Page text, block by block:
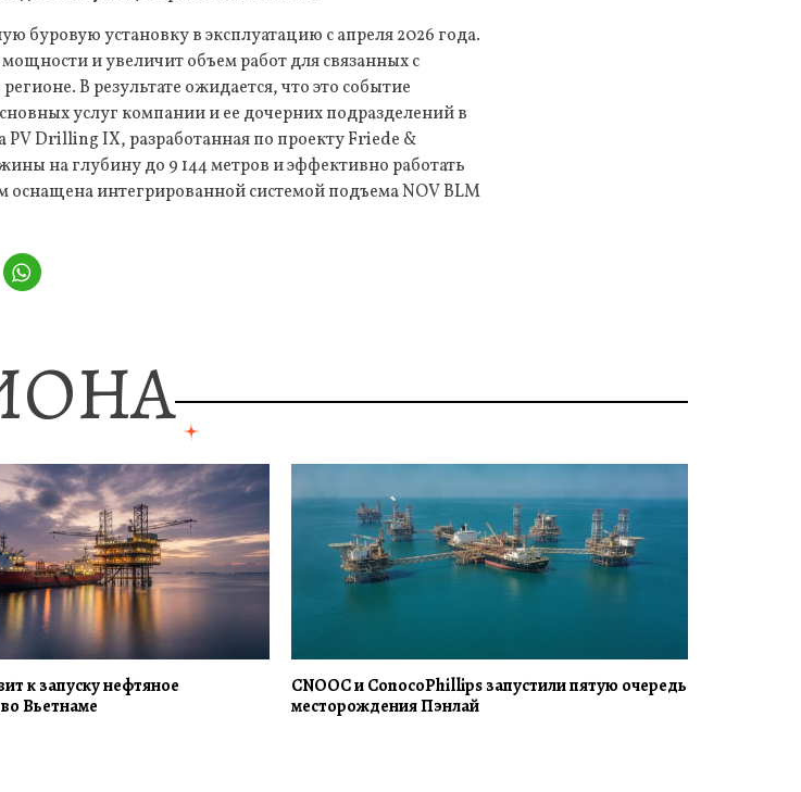
буровую установку в эксплуатацию с апреля 2026 года.
и увеличит объем работ для связанных с
В результате ожидается, что это событие
услуг компании и ее дочерних подразделений в
Drilling IX, разработанная по проекту Friede &
на глубину до 9 144 метров и эффективно работать
оснащена интегрированной системой подъема NOV BLM
к запуску нефтяное
Вьетнаме
CNOOC и ConocoPhillips запустили пятую очередь
месторождения Пэнлай